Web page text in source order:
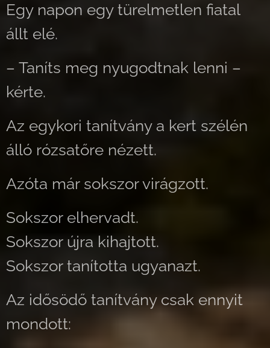
Egy napon egy türelmetlen fiatal
állt elé.
– Taníts meg nyugodtnak lenni –
kérte.
Az egykori tanítvány a kert szélén
álló rózsatőre nézett.
Azóta már sokszor virágzott.
Sokszor elhervadt.
Sokszor újra kihajtott.
Sokszor tanította ugyanazt.
Az idősödő tanítvány csak ennyit
mondott: